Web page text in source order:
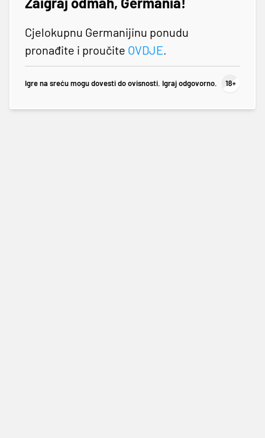
Cjelokupnu Germanijinu ponudu
pronađite i proučite OVDJE.
Igre na sreću mogu dovesti do ovisnosti. Igraj odgovorno.